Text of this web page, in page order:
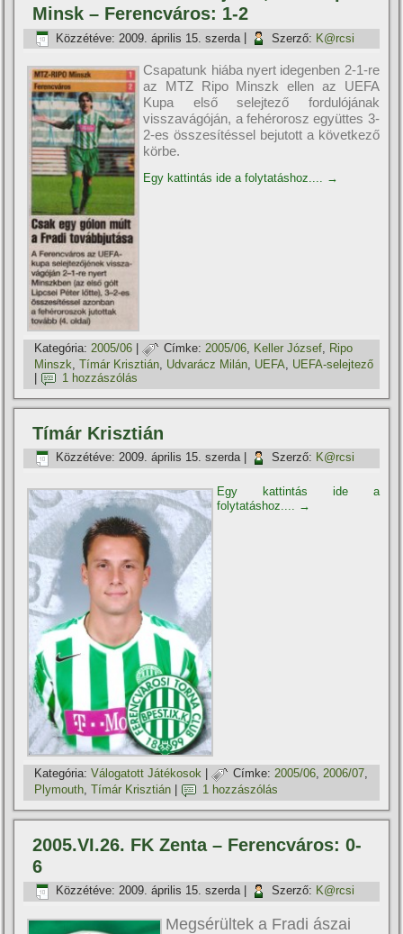
Minsk – Ferencváros: 1-2
Közzétéve: 2009. április 15. szerda Szerző: K@rcsi
Csapatunk hiába nyert idegenben 2-1-re
az MTZ Ripo Minszk ellen az UEFA
Kupa első selejtező fordulójának
visszavágóján, a fehérorosz együttes 3-
2-es összesí­téssel bejutott a következő
körbe.
Egy kattintás ide a folytatáshoz.... →
Kategória: 2005/06 | Címke: 2005/06, Keller József, Ripo
Minszk ,Tí­már Krisztián Udvarácz Milán UEFA
UEFA-selejtező
1 hozzászólás
Tí­már Krisztián
Közzétéve: 2009. április 15. szerda| Szerző: K@rcsi
Egy kattintás ide a
folytatáshoz....
→
Kategória: Válogatott Játékosok | Címke: 2005/06,2006/07,
Plymouth,Tí­már Krisztián 1 hozzászólás
2005.VI.26. FK Zenta – Ferencváros: 0-
6
Közzétéve: 2009. április 15. szerda| Szerző: K@rcsi
Megsérültek a Fradi ászai